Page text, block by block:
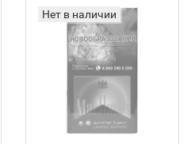
Нет в наличии